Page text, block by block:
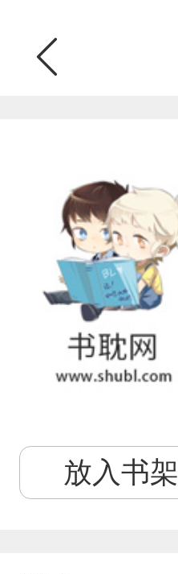
放入书架